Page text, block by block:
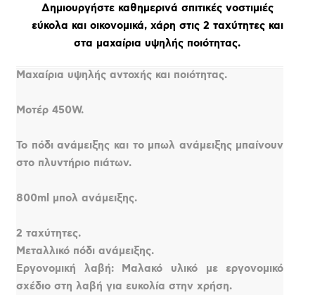
Δημιουργήστε καθημερινά σπιτικές νοστιμιές
εύκολα και οικονομικά, χάρη στις 2 ταχύτητες και
στα μαχαίρια υψηλής ποιότητας.
Μαχαίρια υψηλής αντοχής και ποιότητας.
Μοτέρ 450W.
Το πόδι ανάμειξης και το μπωλ ανάμειξης μπαίνουν
στο πλυντήριο πιάτων.
800ml μπολ ανάμειξης.
2 ταχύτητες.
Μεταλλικό πόδι ανάμειξης.
Εργονομική λαβή: Μαλακό υλικό με εργονομικό
σχέδιο στη λαβή για ευκολία στην χρήση.